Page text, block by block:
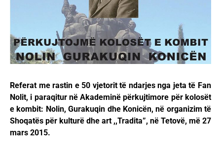
Referat me rastin e 50 vjetorit të ndarjes nga jeta të Fan
Nolit, i paraqitur në Akademinë përkujtimore për kolosët
e kombit: Nolin, Gurakuqin dhe Konicën, në organizim të
Shoqatës për kulturë dhe art ,,Tradita”, në Tetovë, më 27
mars 2015.